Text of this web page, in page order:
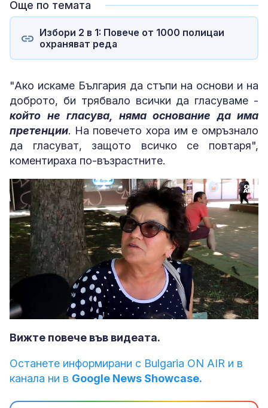
Още по темата
Избори 2 в 1: Повече от 1000 полицаи
охраняват реда
"Ако искаме България да стъпи на основи и на
доброто, би трябвало всички да гласуваме -
който не гласува, няма основание да има
претенции. На повечето хора им е омръзнало
да гласуват, защото всичко се повтаря",
коментираха по-възрастните.
Loaded
:
41.87%
Вижте повече във видеата.
Останете информирани с Bulgaria ON AIR и в
канала ни в Google News Showcase.